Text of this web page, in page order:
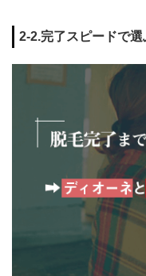
2-2.完了スピードで